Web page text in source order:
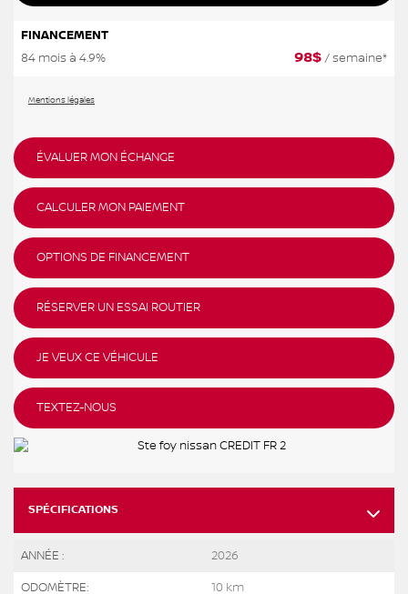
SPÉCIFICATIONS
ANNÉE : 2026
ODOMÈTRE: 10 km
FINANCEMENT
84 mois à 4.9%
98$/ semaine*
Mentions légales
ÉVALUER MON ÉCHANGE
CALCULER MON PAIEMENT
OPTIONS DE FINANCEMENT
RÉSERVER UN ESSAI ROUTIER
JE VEUX CE VÉHICULE
TEXTEZ-NOUS